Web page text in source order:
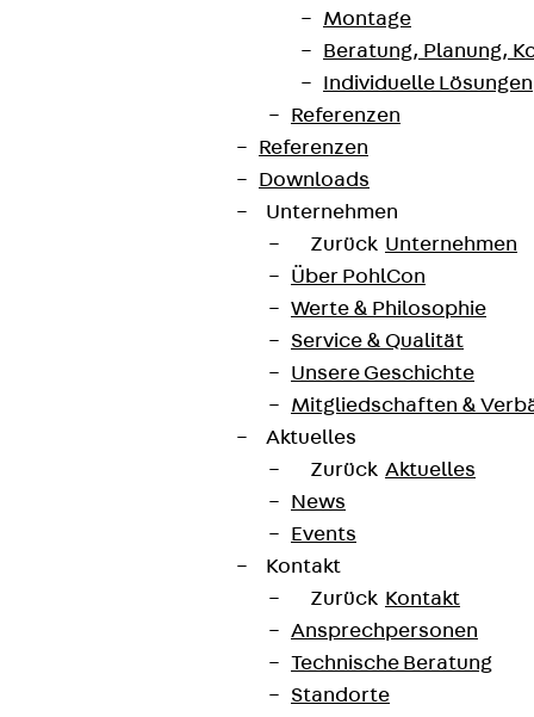
Montage
Beratung, Planung,
Individuelle Lösungen
Referenzen
Referenzen
Downloads
Unternehmen
Zurück Unternehmen
Über PohlCon
Werte & Philosophie
Service & Qualität
Unsere Geschichte
Mitgliedschaften &
Aktuelles
Zurück Aktuelles
News
Events
Kontakt
Zurück Kontakt
Ansprechpersonen
Technische Beratung
Standorte